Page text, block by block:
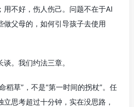
用不好，伤人伤己。问题不在于AI
做父母的，如何引导孩子去使用
。我们约法三章。
稻草”，不是“第一时间的拐杖”。任
思考超过十分钟，实在没思路，